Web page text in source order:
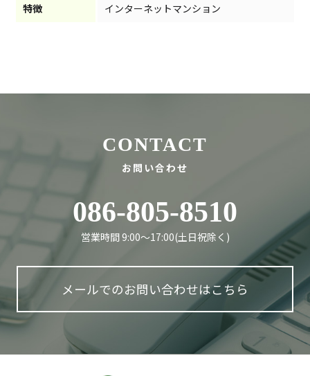
特徴 インターネットマンション
CONTACT
お問い合わせ
086-805-8510
営業時間 9:00〜17:00(土日祝除く)
メールでのお問い合わせはこちら